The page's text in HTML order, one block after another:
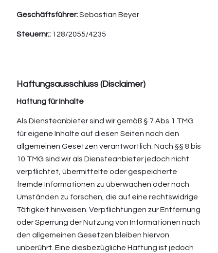
Geschäftsführer:Sebastian Beyer
Steuernr.: 128/2055/4235
Haftungsausschluss (Disclaimer)
Haftung für Inhalte
Als Diensteanbieter sind wir gemäß § 7 Abs.1 TMG
für eigene Inhalte auf diesen Seiten nach den
allgemeinen Gesetzen verantwortlich. Nach §§ 8 bis
10 TMG sind wir als Diensteanbieter jedoch nicht
verpflichtet, übermittelte oder gespeicherte
fremde Informationen zu überwachen oder nach
Umständen zu forschen, die auf eine rechtswidrige
Tätigkeit hinweisen. Verpflichtungen zur Entfernung
oder Sperrung der Nutzung von Informationen nach
den allgemeinen Gesetzen bleiben hiervon
unberührt. Eine diesbezügliche Haftung ist jedoch